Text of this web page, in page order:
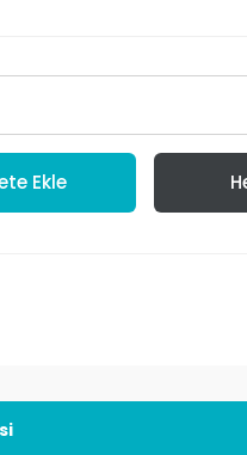
Ekle